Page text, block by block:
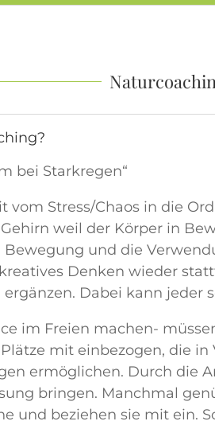
bei Starkregen“
Stress/Chaos in die
weil der Körper in
und die
Denken wieder
Dabei kann jeder
im Freien machen-
mit einbezogen, die
ermöglichen. Durch die
bringen. Manchmal
und beziehen sie mit ein.